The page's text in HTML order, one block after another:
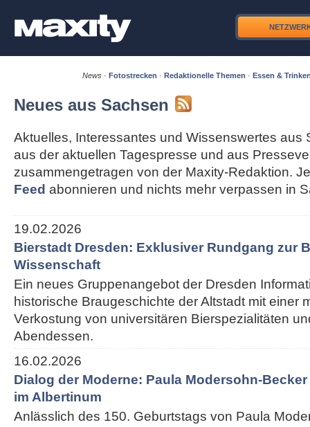
News· Fotostrecken · Redaktionelle Themen · Essen &
Neues aus Sachsen
Aktuelles, Interessantes und Wissenswertes aus
aus der aktuellen Tagespresse und aus
zusammengetragen von der Maxity-Redaktion.
Feed abonnieren und nichts mehr verpassen in
19.02.2026
Bierstadt Dresden: Exklusiver Rundgang zur
Wissenschaft
Ein neues Gruppenangebot der Dresden
historische Braugeschichte der Altstadt mit einer
Verkostung von universitären Bierspezialitäten
Abendessen.
16.02.2026
Dialog der Moderne: Paula Modersohn-
im Albertinum
Anlässlich des 150. Geburtstags von Paula